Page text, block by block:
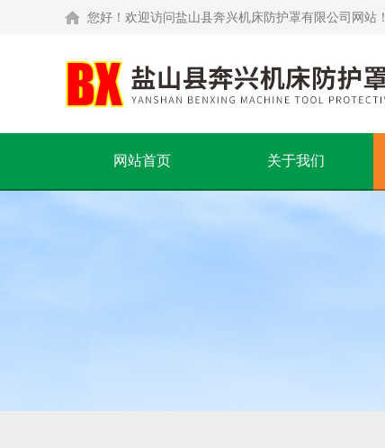
您好！欢迎访问盐山县奔兴机床防护罩有限公司网站！
网站首页 关于我们